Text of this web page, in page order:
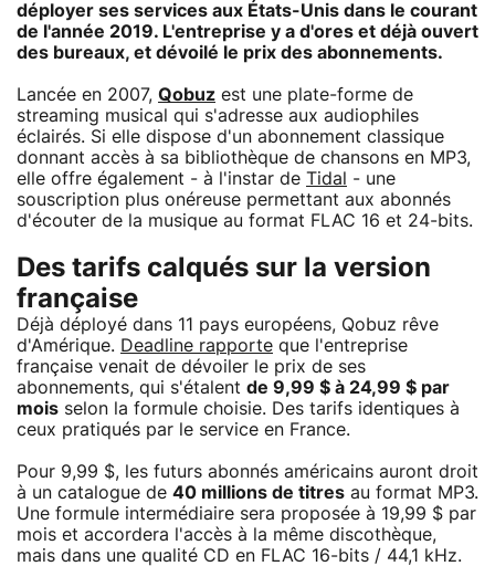
déployer ses services aux États-Unis dans le courant
de l'année 2019. L'entreprise y a d'ores et déjà ouvert
des bureaux, et dévoilé le prix des abonnements.
Lancée en 2007, Qobuz est une plate-forme de
streaming musical qui s'adresse aux audiophiles
éclairés. Si elle dispose d'un abonnement classique
donnant accès à sa bibliothèque de chansons en MP3,
elle offre également - à l'instar de Tidal
- une
souscription plus onéreuse permettant aux abonnés
d'écouter de la musique au format FLAC 16 et 24-bits.
Des tarifs calqués sur la version
française
Déjà déployé dans 11 pays européens, Qobuz rêve
d'Amérique. Deadline rapporte que l'entreprise
française venait de dévoiler le prix de ses
abonnements, qui s'étalent de 9,99 $ à 24,99 $ par
mois selon la formule choisie. Des tarifs identiques à
ceux pratiqués par le service en France.
Pour 9,99 $, les futurs abonnés américains auront droit
à un catalogue de 40 millions de titres au format MP3.
Une formule intermédiaire sera proposée à 19,99 $ par
mois et accordera l'accès à la même discothèque,
mais dans une qualité CD en FLAC 16-bits / 44,1 kHz.